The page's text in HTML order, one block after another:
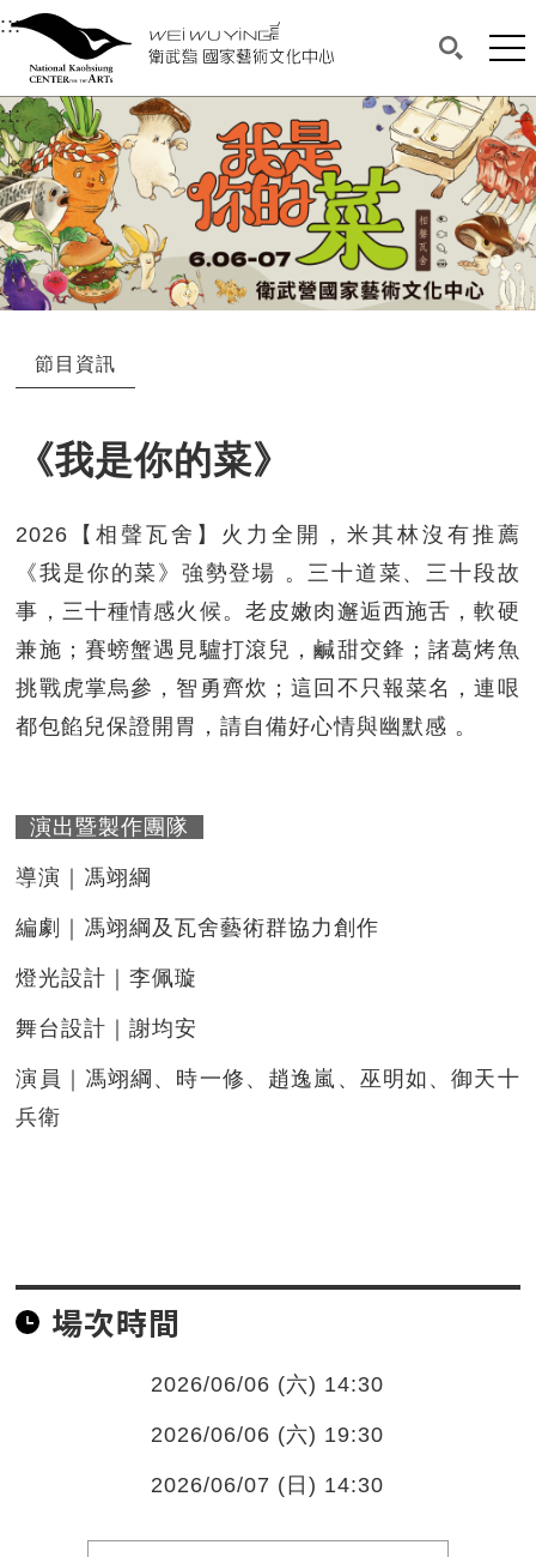
衛武營國家藝術文化中心
中央內容區塊，為本頁主要內容區。
:::選單連結區塊，此區塊列有本網站主要連結。
衛武營國家藝術文化中心
搜尋(開
網
:::中央內容區塊，為本頁主要內容區。
節目資訊
《我是你的菜》
2026【相聲瓦舍】火力全開，米其林沒有推薦
《我是你的菜》強勢登場 。三十道菜、三十段故
事，三十種情感火候。老皮嫩肉邂逅西施舌，軟硬
兼施；賽螃蟹遇見驢打滾兒，鹹甜交鋒；諸葛烤魚
挑戰虎掌烏參，智勇齊炊；這回不只報菜名，連哏
都包餡兒保證開胃，請自備好心情與幽默感 。
演出暨製作團隊
導演｜馮翊綱
編劇｜馮翊綱及瓦舍藝術群協力創作
燈光設計｜李佩璇
舞台設計｜謝均安
演員｜馮翊綱、時一修、趙逸嵐、巫明如、御天十
兵衛
場次時間
2026/06/06 (六) 14:30
2026/06/06 (六) 19:30
2026/06/07 (日) 14:30